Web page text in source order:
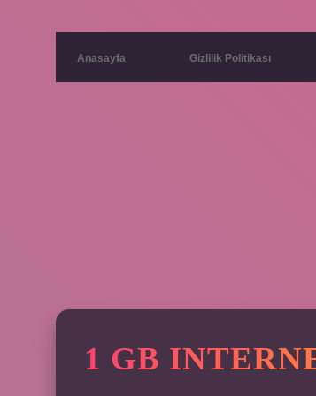
Anasayfa Gizlilik Politikası
1 GB